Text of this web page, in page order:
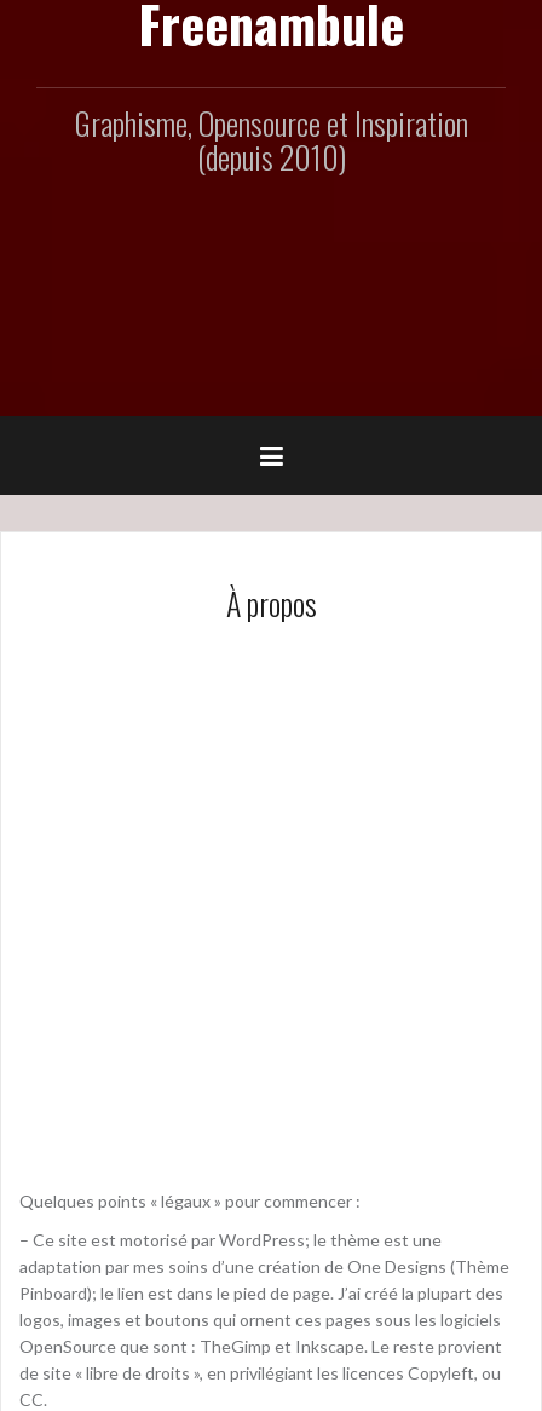
Freenambule
Graphisme, Opensource et Inspiration
(depuis 2010)
À propos
Quelques points « légaux » pour commencer :
– Ce site est motorisé par WordPress; le thème est une
adaptation par mes soins d’une création de One Designs (Thème
Pinboard); le lien est dans le pied de page. J’ai créé la plupart des
logos, images et boutons qui ornent ces pages sous les logiciels
OpenSource que sont : TheGimp et Inkscape. Le reste provient
de site « libre de droits », en privilégiant les licences Copyleft, ou
CC.